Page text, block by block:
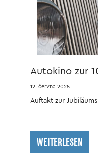
Autokino zur
12. června 2025
Auftakt zur
WEITERLESEN